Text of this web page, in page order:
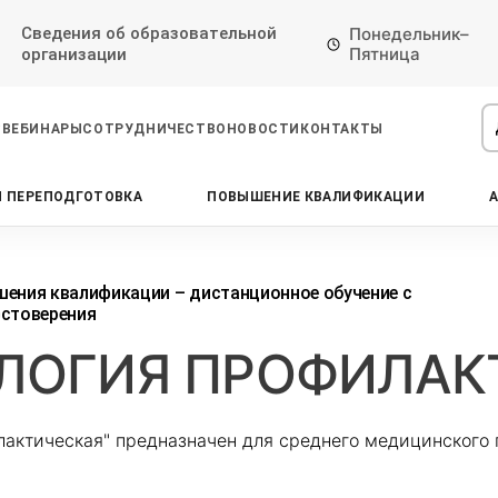
Сведения об образовательной
организации
Понедельник–
Пятница
ВЕБИНАРЫ СОТРУДНИЧЕСТВО НОВОСТИ КОНТАКТЫ
ПЕРЕПОДГОТОВКА ПОВЫШЕНИЕ КВАЛИФИКАЦИИ
квалификации – дистанционное обучение с
предназначен для среднего медицинского
Подать заявку на обучение
Откликнуться на резюме
Проконсультируем по НМО с
Оставьте свои данные, наши специалисты
проконсультируют Вас